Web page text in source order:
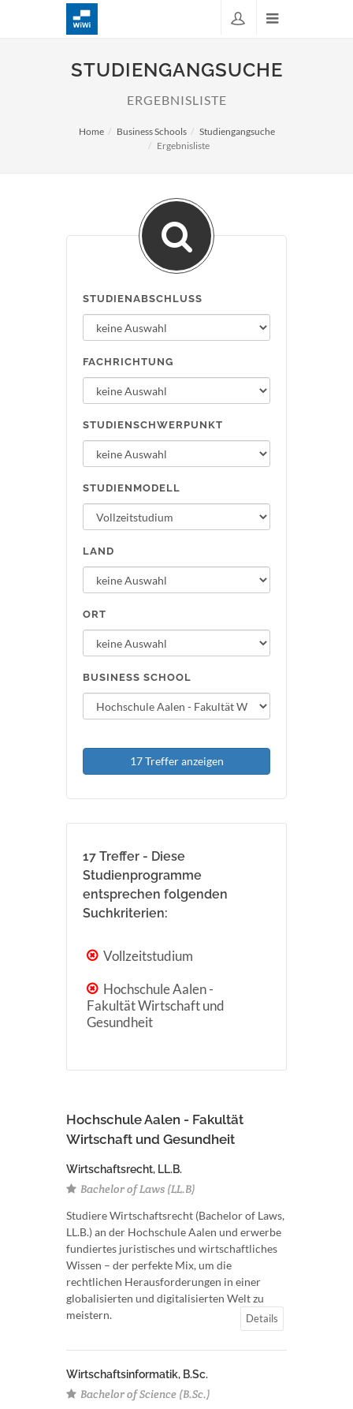
STUDIENGANGSUCHE
ERGEBNISLISTE
Home Business Schools
Studiengangsuche
Ergebnisliste
STUDIENABSCHLUSS
FACHRICHTUNG
STUDIENSCHWERPUNKT
STUDIENMODELL
LAND
ORT
BUSINESS SCHOOL
17 Treffer anzeigen
17 Treffer - Diese
Studienprogramme
entsprechen folgenden
Suchkriterien:
Vollzeitstudium
Hochschule Aalen -
Fakultät Wirtschaft und
Gesundheit
Hochschule Aalen - Fakultät
Wirtschaft und Gesundheit
Wirtschaftsrecht, LL.B.
Bachelor of Laws (LL.B)
Studiere Wirtschaftsrecht (Bachelor of Laws,
LL.B.) an der Hochschule Aalen und erwerbe
fundiertes juristisches und wirtschaftliches
Wissen – der perfekte Mix, um die
rechtlichen Herausforderungen in einer
globalisierten und digitalisierten Welt zu
meistern.
Details
Wirtschaftsinformatik, B.Sc.
Bachelor of Science (B.Sc.)